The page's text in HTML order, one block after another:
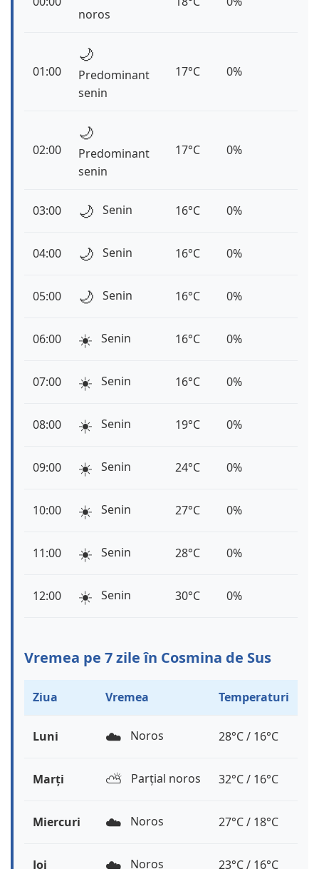
noros
01:00
🌙
Predominant
senin
17°C 0%
02:00
🌙
Predominant
senin
17°C 0%
03:00 🌙 Senin 16°C 0%
04:00 🌙 Senin 16°C 0%
05:00 🌙 Senin 16°C 0%
06:00 ☀️ Senin 16°C 0%
07:00 ☀️ Senin 16°C 0%
08:00 ☀️ Senin 19°C 0%
09:00 ☀️ Senin 24°C 0%
10:00 ☀️ Senin 27°C 0%
11:00 ☀️ Senin 28°C 0%
12:00 ☀️ Senin 30°C 0%
Vremea pe 7 zile în Cosmina de Sus
Ziua Vremea Temperaturi
Luni ☁️ Noros 28°C / 16°C
Marți ⛅️ Parțial noros 32°C / 16°C
Miercuri ☁️ Noros 27°C / 18°C
Joi Noros 23°C / 16°C